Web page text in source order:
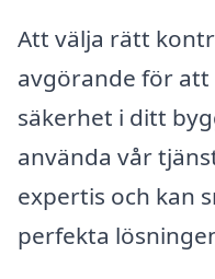
Att välja rätt
avgörande för att
säkerhet i ditt
använda vår
expertis och kan
perfekta